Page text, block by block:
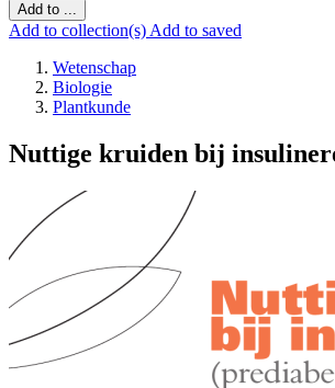
Add to ...
Add to collection(s) Add to saved
Wetenschap
Biologie
Plantkunde
Nuttige kruiden bij